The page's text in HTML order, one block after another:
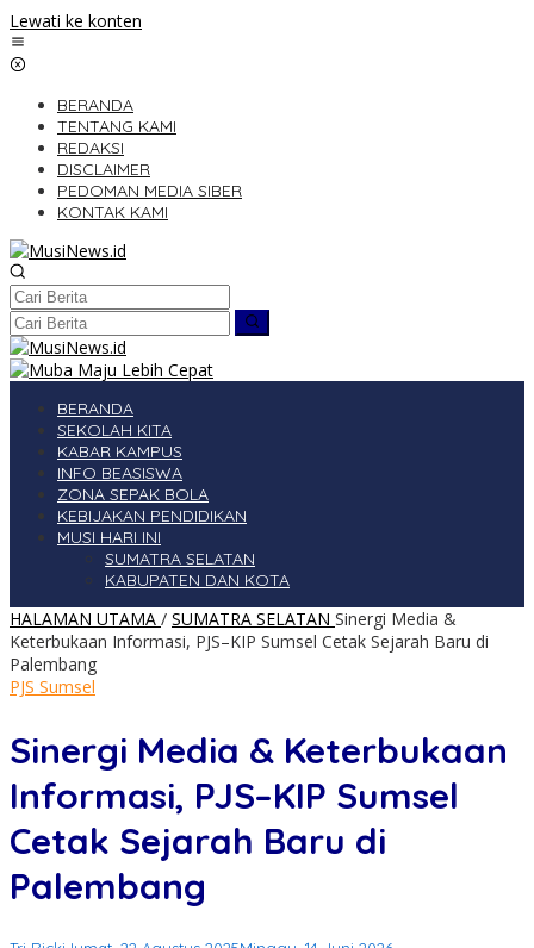
Lewati ke konten
BERANDA
TENTANG KAMI
REDAKSI
DISCLAIMER
PEDOMAN MEDIA SIBER
KONTAK KAMI
BERANDA
SEKOLAH KITA
KABAR KAMPUS
INFO BEASISWA
ZONA SEPAK BOLA
KEBIJAKAN PENDIDIKAN
MUSI HARI INI
SUMATRA SELATAN
KABUPATEN DAN KOTA
HALAMAN UTAMA / SUMATRA SELATAN Sinergi Media &
Keterbukaan Informasi, PJS–KIP Sumsel Cetak Sejarah Baru di
Palembang
PJS Sumsel
Sinergi Media & Keterbukaan
Informasi, PJS–KIP Sumsel
Cetak Sejarah Baru di
Palembang